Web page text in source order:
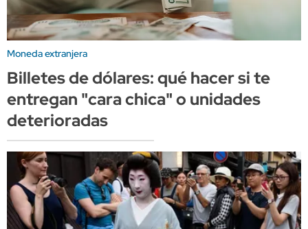
Moneda extranjera
Billetes de dólares: qué hacer si te
entregan "cara chica" o unidades
deterioradas